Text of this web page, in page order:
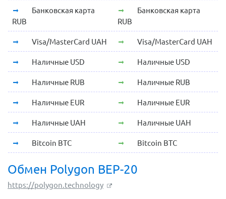
Банковская карта
RUB
Банковская карта
RUB
Visa/MasterCard UAH Visa/MasterCard UAH
Наличные USD Наличные USD
Наличные RUB Наличные RUB
Наличные EUR Наличные EUR
Наличные UAH Наличные UAH
Bitcoin BTC Bitcoin BTC
Обмен Polygon BEP-20
https://polygon.technology